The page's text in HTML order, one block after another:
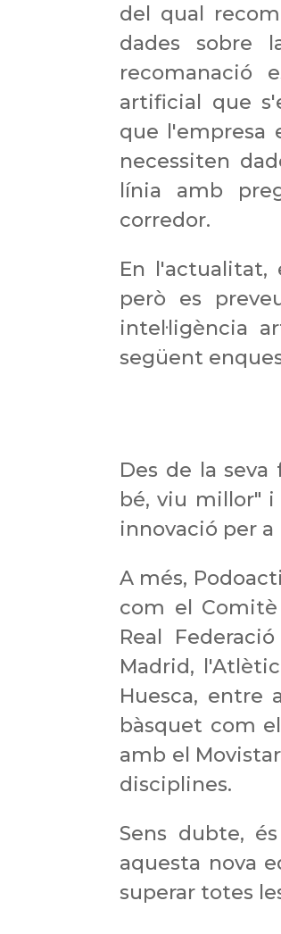
del qual
dades sobre
recomanació
artificial que
que l'empresa
necessiten
línia amb
corredor.
En l'actualitat,
però es
intel·ligència
següent
Des de la
bé, viu millor"
innovació per
A més,
com el Comitè
Real
Madrid,
Huesca, entre
bàsquet com
amb el
disciplines.
Sens dubte,
aquesta nova
superar totes